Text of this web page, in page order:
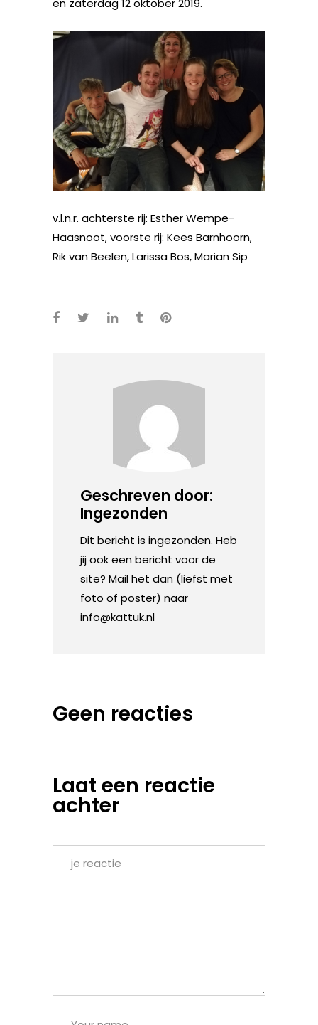
en zaterdag 12 oktober 2019.
v.l.n.r. achterste rij: Esther Wempe-
Haasnoot, voorste rij: Kees Barnhoorn,
Rik van Beelen, Larissa Bos, Marian Sip
Geschreven door:
Ingezonden
Dit bericht is ingezonden. Heb
jij ook een bericht voor de
site? Mail het dan (liefst met
foto of poster) naar
info@kattuk.nl
Geen reacties
Laat een reactie
achter